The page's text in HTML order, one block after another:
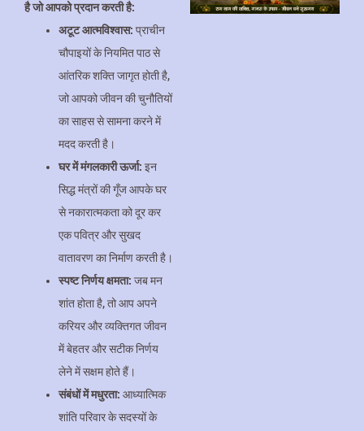
है जो आपको प्रदान करती है:
अटूट आत्मविश्वास: प्राचीन
चौपाइयों के नियमित पाठ से
आंतरिक शक्ति जागृत होती है,
जो आपको जीवन की चुनौतियों
का साहस से सामना करने में
मदद करती है।
घर में मंगलकारी ऊर्जा: इन
सिद्ध मंत्रों की गूँज आपके घर
से नकारात्मकता को दूर कर
एक पवित्र और सुखद
वातावरण का निर्माण करती है।
स्पष्ट निर्णय क्षमता: जब मन
शांत होता है, तो आप अपने
करियर और व्यक्तिगत जीवन
में बेहतर और सटीक निर्णय
लेने में सक्षम होते हैं।
संबंधों में मधुरता: आध्यात्मिक
शांति परिवार के सदस्यों के